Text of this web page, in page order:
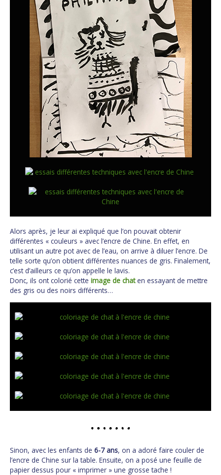
Alors après, je leur ai expliqué que l’on pouvait obtenir
différentes « couleurs » avec l’encre de Chine. En effet, en
utilisant un autre pot avec de l’eau, on arrive à diluer l’encre. De
telle sorte qu’on obtient différentes nuances de gris. Finalement,
c’est d’ailleurs ce qu’on appelle le lavis.
Donc, ils ont colorié cette image de chaten essayant de mettre
des gris ou des noirs différents…
Sinon, avec les enfants de 6-7 ans, on a adoré faire couler de
l’encre de Chine sur la table. Ensuite, on a posé une feuille de
papier dessus pour « imprimer » une grosse tache !